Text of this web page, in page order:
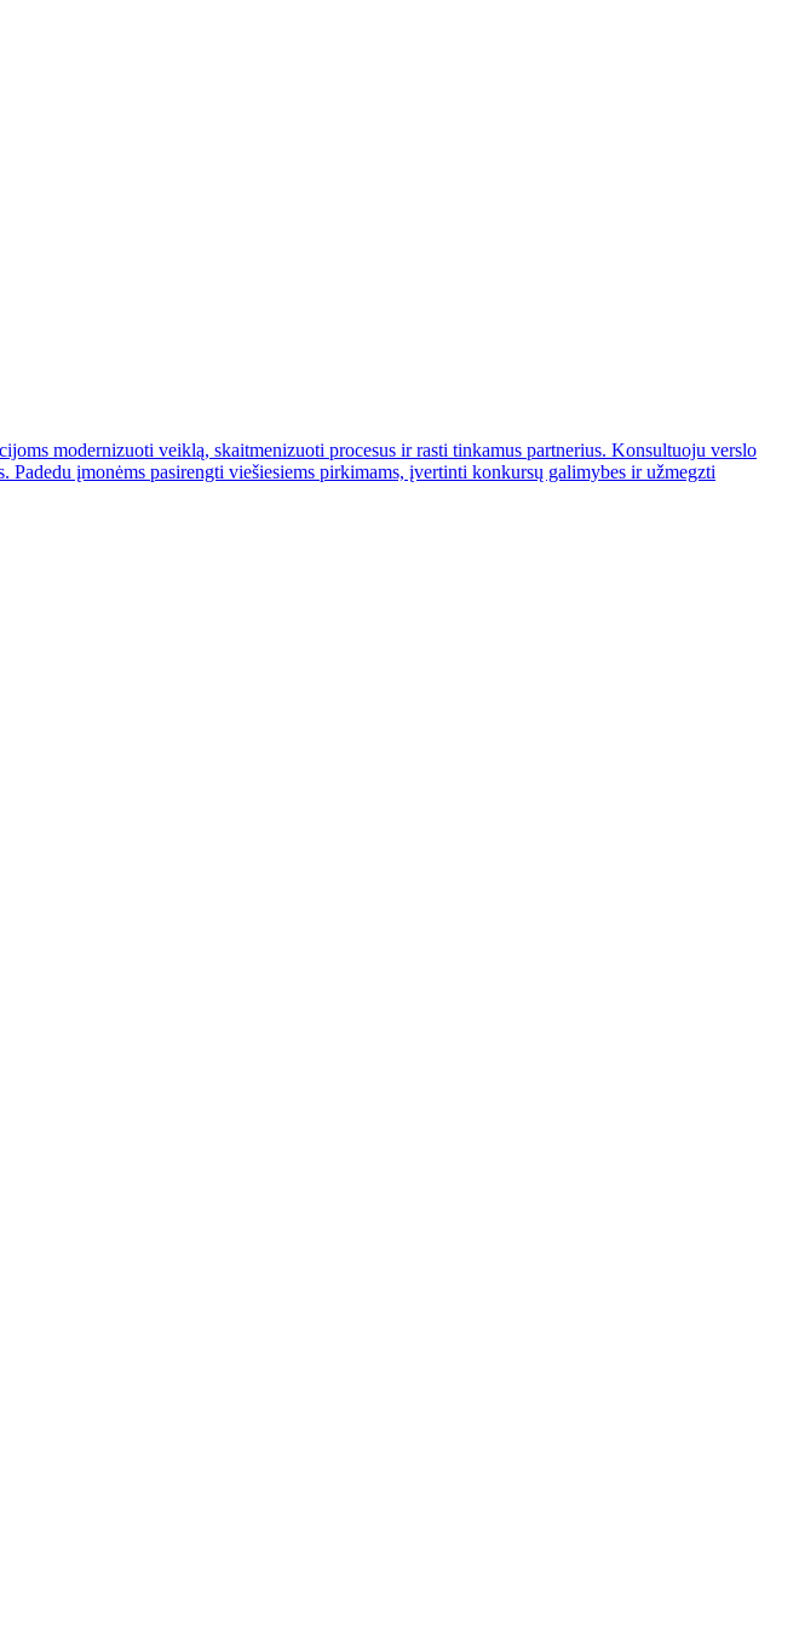
modernizuoti veiklą, skaitmenizuoti procesus ir rasti tinkamus partnerius. Konsultuoju verslo
įmonėms pasirengti viešiesiems pirkimams, įvertinti konkursų galimybes ir užmegzti